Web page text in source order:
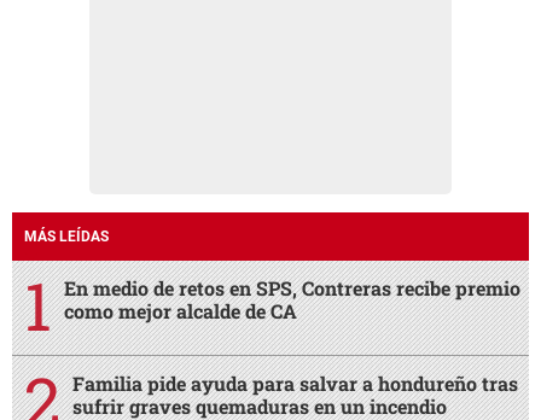
MÁS LEÍDAS
En medio de retos en SPS, Contreras recibe premio
como mejor alcalde de CA
Familia pide ayuda para salvar a hondureño tras
sufrir graves quemaduras en un incendio